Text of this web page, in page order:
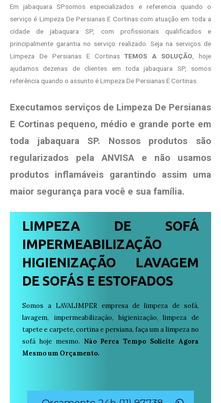
Em jabaquara SPsomos especializados e referencia quando o
serviço é Limpeza De Persianas E Cortinas com atuação em toda a
cidade de jabaquara SP, com profissionais qualificados e
principalmente garantia no serviço realizado. Seja na serviços de
Limpeza De Persianas E CortinasTEMOS A SOLUÇÃO , hoje
ajudamos dezenas de clientes em toda jabaquara SP, somos
referência quando o assunto é Limpeza De Persianas E Cortinas.
Executamos serviços de Limpeza De Persianas
E Cortinas pequeno, médio e grande porte em
toda jabaquara SP. Nossos produtos são
regularizados pela ANVISA e não usamos
produtos inflamáveis garantindo assim uma
maior segurança para você e sua família.
LIMPEZA DE SOFÁ
IMPERMEABILIZAÇÃO
HIGIENIZAÇÃO LAVAGEM
DE SOFÁS E ESTOFADOS
Somos a LAVALIMPER empresa de limpeza de sofá,
lavagem, impermeabilização, higienização, limpeza de
tapete e carpete, cortina e persiana, faça um a limpeza no
sofá hoje mesmo. Não Perca Tempo Solicite Agora
Mesmo um Orçamento.